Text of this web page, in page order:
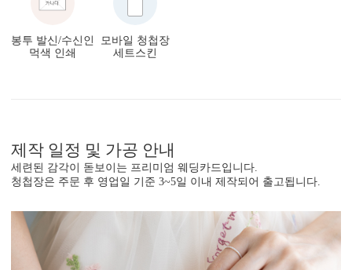
봉투 발신/수신인
먹색 인쇄
모바일 청첩장
세트스킨
제작 일정 및 가공 안내
세련된 감각이 돋보이는 프리미엄 웨딩카드입니다.
청첩장은 주문 후 영업일 기준 3~5일 이내 제작되어 출고됩니다.